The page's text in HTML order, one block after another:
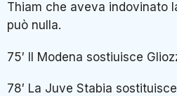
Thiam che aveva indovinato
può nulla.
75′ Il Modena sostiuisce
78′ La Juve Stabia